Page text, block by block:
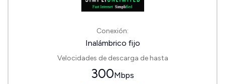
Conexión:
Inalámbrico fijo
Velocidades de descarga de hasta
300Mbps